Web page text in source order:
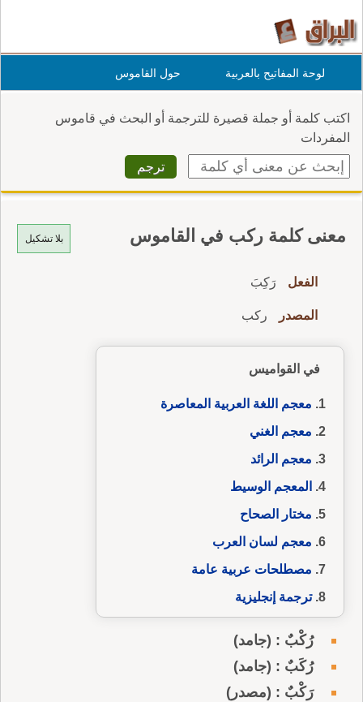
لوحة المفاتيح بالعربية حول القاموس
اكتب كلمة أو جملة قصيرة للترجمة أو البحث في قاموس
المفردات
بلا تشكيل معنى كلمة ركب في القاموس
الفعل رَكِبَ
المصدر ركب
في القواميس
معجم اللغة العربية المعاصرة
معجم الغني
معجم الرائد
المعجم الوسيط
مختار الصحاح
معجم لسان العرب
مصطلحات عربية عامة
ترجمة إنجليزية
رُكْبٌ : (جامد)
رُكَبٌ : (جامد)
رَكْبٌ : (مصدر)